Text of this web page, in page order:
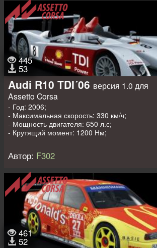
445
53
Audi R10 TDI´06 версия 1.0 для
Assetto Corsa
- Год: 2006;
- Максимальная скорость: 330 км/ч;
- Мощность двигателя: 650 л.с;
- Крутящий момент: 1200 Нм;
Автор: F302
461
52